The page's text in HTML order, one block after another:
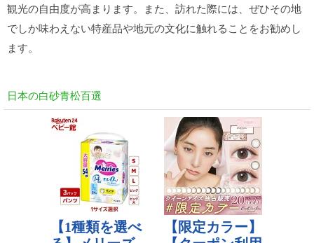
観光の自由度が高まります。また、訪れた際には、ぜひその地
でしか味わえない特産品や地元の文化に触れることをお勧めし
ます。
日本の白砂青松百選